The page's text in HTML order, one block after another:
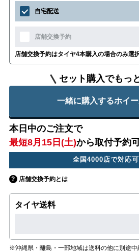
自宅配送
店舗交換予約
店舗交換予約はタイヤ4本購入の場合のみ選
セット購入でもっ
一緒に購入するホイ
本日中のご注文で
最短8月15日(土)から取付予約
全国4000店で対応
店舗交換予約とは
タイヤ送料
※沖縄県・離島・一部地域は送料の他に別途